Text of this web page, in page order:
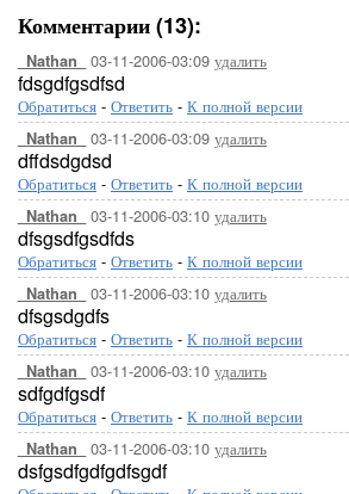
Комментарии (13):
_Nathan_ 03-11-2006-03:09 удалить
fdsgdfgsdfsd
Обратиться - Ответить - К полной версии
_Nathan_ 03-11-2006-03:09 удалить
dffdsdgdsd
Обратиться - Ответить - К полной версии
_Nathan_ 03-11-2006-03:10 удалить
dfsgsdfgsdfds
Обратиться - Ответить - К полной версии
_Nathan_ 03-11-2006-03:10 удалить
dfsgsdgdfs
Обратиться - Ответить - К полной версии
_Nathan_ 03-11-2006-03:10 удалить
sdfgdfgsdf
Обратиться - Ответить - К полной версии
_Nathan_ 03-11-2006-03:10 удалить
dsfgsdfgdfgdfsgdf